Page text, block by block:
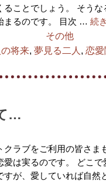
ることでしょう。 そう
まるのです。 目次 … 続
その他
将来, 夢見る二人 , 恋
…
クラブをご利用の皆さま
愛は実るのです。 どこ
すが、愛していれば自然